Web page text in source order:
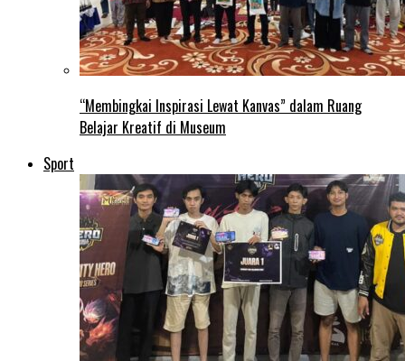
“Membingkai Inspirasi Lewat Kanvas” dalam Ruang
Belajar Kreatif di Museum
Sport